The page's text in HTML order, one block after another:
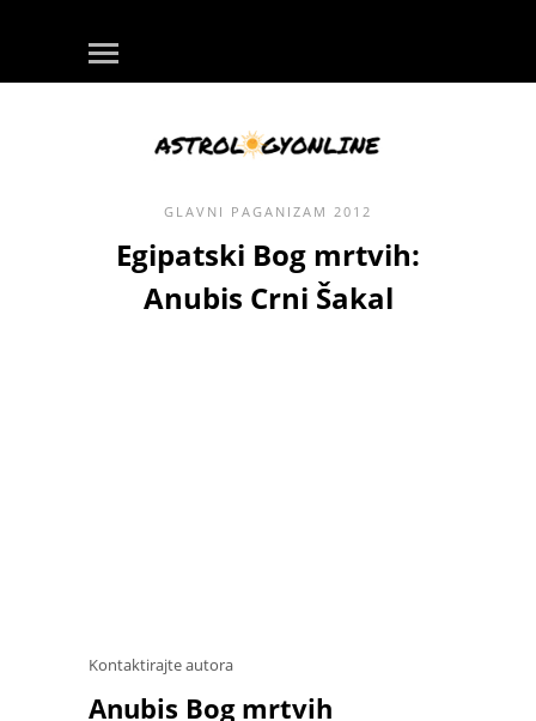
GLAVNI PAGANIZAM 2012
Egipatski Bog mrtvih:
Anubis Crni Šakal
Kontaktirajte autora
Anubis Bog mrtvih